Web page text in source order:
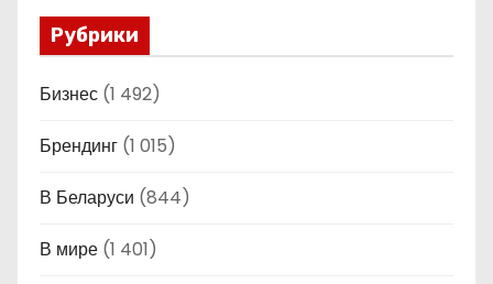
Рубрики
Бизнес (1 492)
Брендинг (1 015)
В Беларуси (844)
В мире (1 401)